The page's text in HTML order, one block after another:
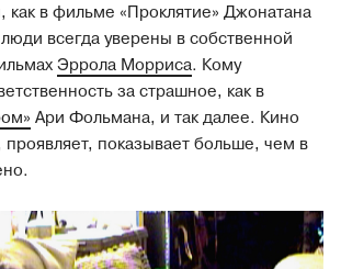
как в фильме «Проклятие» Джонатана
всегда уверены в собственной
Эррола Морриса. Кому
за страшное, как в
Ари Фольмана, и так далее. Кино
проявляет, показывает больше, чем в